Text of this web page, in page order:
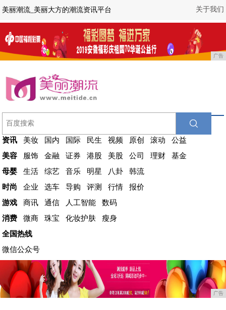
关于我们
美丽潮流_美丽大方的潮流资讯平台
广告
资讯 美妆 国内 国际 民生 视频 原创 滚动
公益
美容
服饰 金融 证券 港股 美股 公司 理财
基金
母婴
生活 综艺 音乐 明星 八卦
韩流
时尚
企业 选车 导购 评测 行情
报价
游戏
商讯 通信 人工智能
数码
消费
微商 珠宝 化妆护肤
瘦身
全国热线
微信公众号
广告